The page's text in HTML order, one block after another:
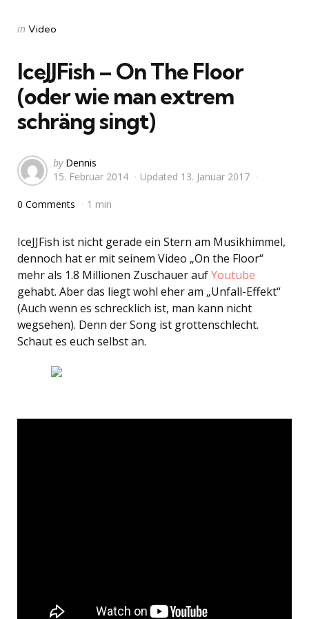
Categories
Posted
in Video
IceJJFish – On The Floor
(oder wie man extrem
schräng singt)
Posted
by
by Dennis
15. Februar 2014
Updated 13. Januar 2017
0 Comments 1 min
IceJJFish ist nicht gerade ein Stern am Musikhimmel,
dennoch hat er mit seinem Video „On the Floor“
mehr als 1.8 Millionen Zuschauer aufYoutube
gehabt. Aber das liegt wohl eher am „Unfall-Effekt“
(Auch wenn es schrecklich ist, man kann nicht
wegsehen). Denn der Song ist grottenschlecht.
Schaut es euch selbst an.